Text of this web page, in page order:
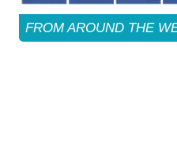
FROM AROUND THE